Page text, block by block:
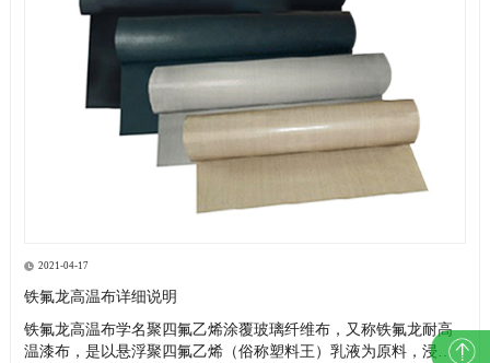
2021-04-17
铁氟龙高温布详细说明
铁氟龙高温布学名聚四氟乙烯涂覆玻璃纤维布，又称铁氟龙耐高
温漆布，是以悬浮聚四氟乙烯（俗称塑料王）乳液为原料，浸渍